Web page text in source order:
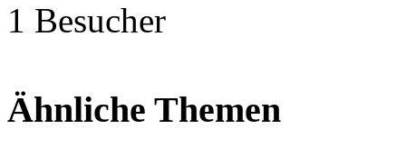
1 Besucher
Ähnliche Themen